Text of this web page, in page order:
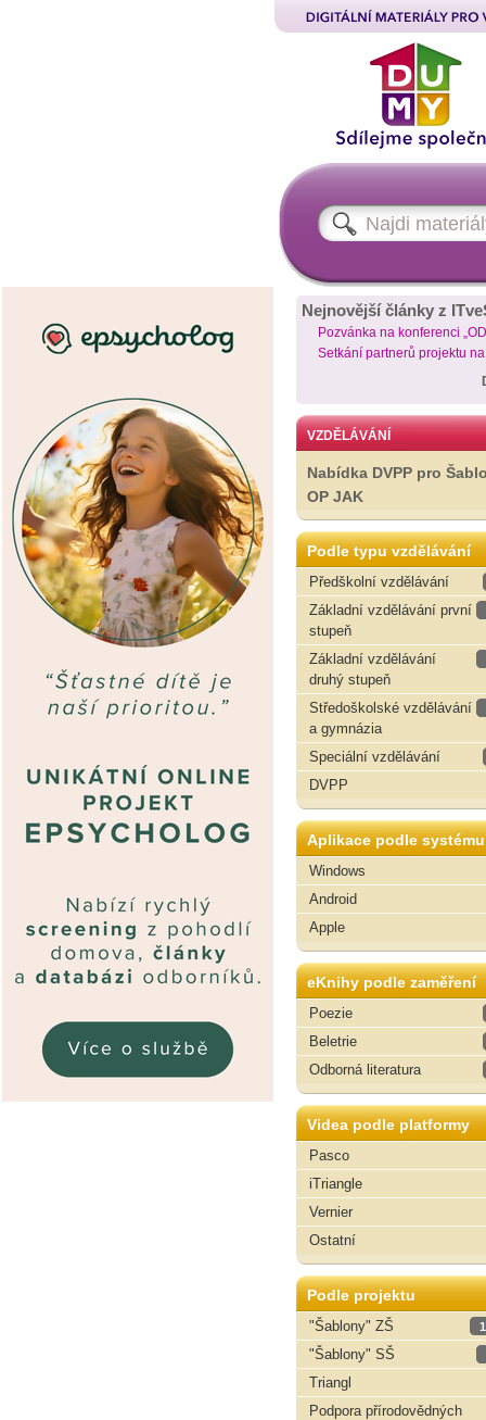
Nejnovější články z
Pozvánka na konferenci
Setkání partnerů projektu
VZDĚLÁVÁNÍ
Nabídka DVPP pro
OP JAK
Podle typu vzdělávání
Předškolní vzdělávání
Základní vzdělávání první
stupeň
Základní vzdělávání
druhý stupeň
Středoškolské vzdělávání
a gymnázia
Speciální vzdělávání
DVPP
Aplikace podle systému
Windows
Android
Apple
eKnihy podle zaměření
Poezie
Beletrie
Odborná literatura
Videa podle platformy
Pasco
iTriangle
Vernier
Ostatní
Podle projektu
"Šablony" ZŠ
"Šablony" SŠ
Triangl
Podpora přírodovědných